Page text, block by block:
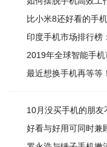
比小米8还好看的手
印度手机市场排行榜
2019年全球智能手
最近想换手机再等等
10月没买手机的朋
好看与好用可同时兼